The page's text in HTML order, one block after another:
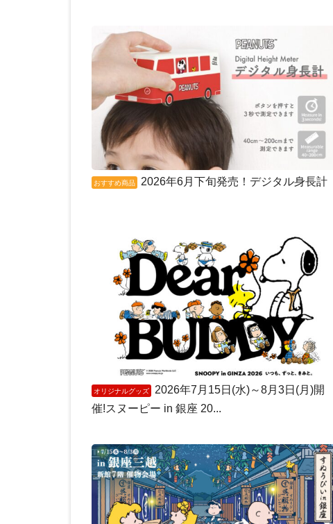
おすすめ商品 2026年6月下旬発売！デジタル身長計
オリジナルグッズ
2026年7月15日(水)～8月3日(月)開
催!スヌーピー in 銀座 20...